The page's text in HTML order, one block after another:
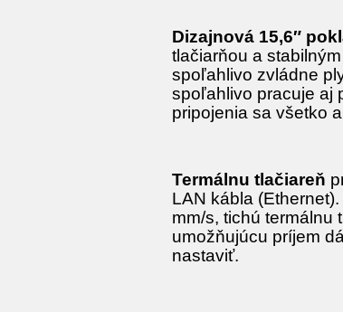
Dizajnová 15,6″
tlačiarňou a
spoľahlivo zvládne
spoľahlivo pracuje aj
pripojenia sa všetko
Termálnu tlačiareň
LAN kábla
mm/s, tichú
umožňujúcu príjem
nastaviť.